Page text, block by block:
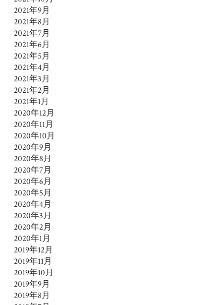
2021年9月
2021年8月
2021年7月
2021年6月
2021年5月
2021年4月
2021年3月
2021年2月
2021年1月
2020年12月
2020年11月
2020年10月
2020年9月
2020年8月
2020年7月
2020年6月
2020年5月
2020年4月
2020年3月
2020年2月
2020年1月
2019年12月
2019年11月
2019年10月
2019年9月
2019年8月